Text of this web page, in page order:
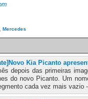
Mercedes
Kia Picanto
depois das primeiras
do novo Picanto. Um
cada vez mais vazio